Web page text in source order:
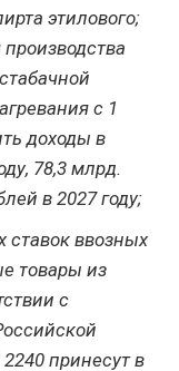
этилового;
с 1
доходы в
78,3 млрд.
в 2027 году;
ввозных
товары из
с
принесут в